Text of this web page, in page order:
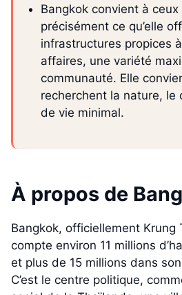
Bangkok convient à
précisément ce qu’elle
infrastructures propices
affaires, une variété
communauté. Elle
recherchent la nature, le
de vie minimal.
À propos de
Bangkok, officiellement Krung
compte environ 11 millions
et plus de 15 millions dans
C’est le centre politique,